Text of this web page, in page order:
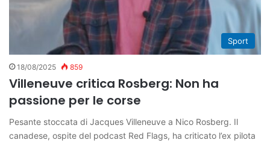
Sport
18/08/2025 859
Villeneuve critica Rosberg: Non ha
passione per le corse
Pesante stoccata di Jacques Villeneuve a Nico Rosberg. Il
canadese, ospite del podcast Red Flags, ha criticato l’ex pilota